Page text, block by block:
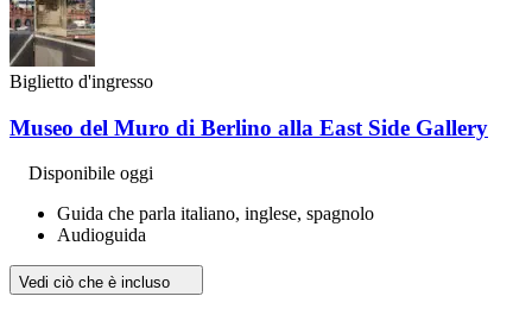
Biglietto d'ingresso
Museo del Muro di Berlino alla East Side Gallery
Disponibile oggi
Guida che parla italiano, inglese, spagnolo
Audioguida
Vedi ciò che è incluso